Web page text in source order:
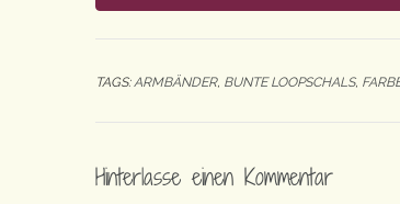
TAGS:ARMBÄNDER, BUNTE LOOPSCHALS,
Hinterlasse einen Kommentar